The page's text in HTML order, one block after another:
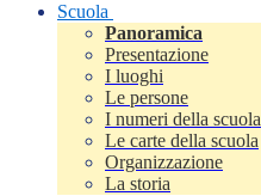
Scuola
Panoramica
Presentazione
I luoghi
Le persone
I numeri della scuola
Le carte della scuola
Organizzazione
La storia